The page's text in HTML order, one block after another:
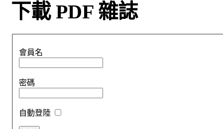
下載 PDF 雜誌
會員名
密碼
自動登陸